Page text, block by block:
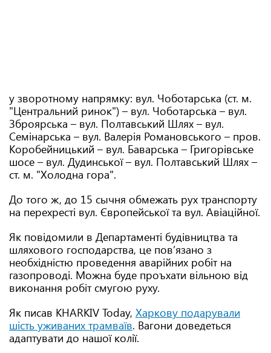
у зворотному напрямку: вул. Чоботарська (ст. м.
"Центральний ринок") – вул. Чоботарська – вул.
Зброярська – вул. Полтавський Шлях – вул.
Семінарська – вул. Валерія Романовського – пров.
Коробейницький – вул. Баварська – Григорівське
шосе – вул. Дудинської – вул. Полтавський Шлях –
ст. м. "Холодна гора".
До того ж, до 15 сычня обмежать рух транспорту
на перехресті вул. Європейської та вул. Авіаційної.
Як повідомили в Департаменті будівництва та
шляхового господарства, це пов’язано з
необхідністю проведення аварійних робіт на
газопроводі. Можна буде проъхати вільною від
виконання робіт смугою руху.
Як писав KHARKIV Today, Харкову подарували
шість уживаних трамваїв. Вагони доведеться
адаптувати до нашої колії.